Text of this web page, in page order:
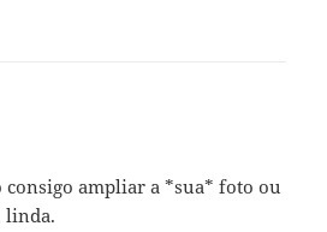
consigo ampliar a *sua* foto ou
linda.